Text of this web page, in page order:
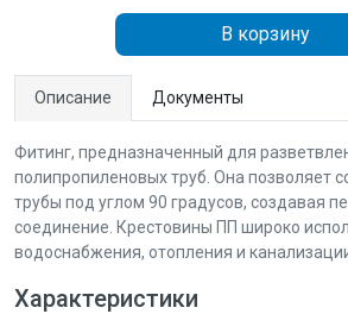
В корзину
Описание Документы
Фитинг, предназначенный для
полипропиленовых труб. Она позволяет
трубы под углом 90 градусов, создавая
соединение. Крестовины ПП широко
водоснабжения, отопления и
Характеристики